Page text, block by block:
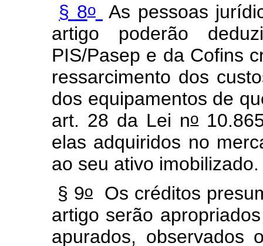
§ 8o
As pessoas
artigo poderão
PIS/Pasep e da Cofins
ressarcimento dos
dos equipamentos de
art. 28 da Lei no
elas adquiridos no
ao seu ativo imobilizado.
§ 9oOs créditos
artigo serão
apurados, observados